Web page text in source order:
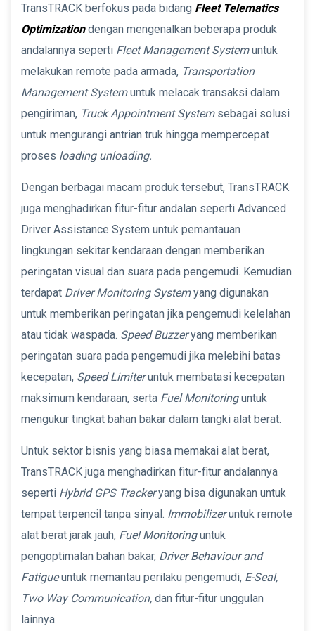
TransTRACK berfokus pada bidang Fleet Telematics
Optimization dengan mengenalkan beberapa produk
andalannya seperti Fleet Management Systemuntuk
melakukan remote pada armada, Transportation
Management Systemuntuk melacak transaksi dalam
pengiriman, Truck Appointment Systemsebagai solusi
untuk mengurangi antrian truk hingga mempercepat
proses loading unloading.
Dengan berbagai macam produk tersebut, TransTRACK
juga menghadirkan fitur-fitur andalan seperti Advanced
Driver Assistance System untuk pemantauan
lingkungan sekitar kendaraan dengan memberikan
peringatan visual dan suara pada pengemudi. Kemudian
terdapat Driver Monitoring Systemyang digunakan
untuk memberikan peringatan jika pengemudi kelelahan
atau tidak waspada. Speed Buzzeryang memberikan
peringatan suara pada pengemudi jika melebihi batas
kecepatan, Speed Limiteruntuk membatasi kecepatan
maksimum kendaraan, serta Fuel Monitoringuntuk
mengukur tingkat bahan bakar dalam tangki alat berat.
Untuk sektor bisnis yang biasa memakai alat berat,
TransTRACK juga menghadirkan fitur-fitur andalannya
seperti Hybrid GPS Trackeryang bisa digunakan untuk
tempat terpencil tanpa sinyal. Immobilizeruntuk remote
alat berat jarak jauh, Fuel Monitoringuntuk
pengoptimalan bahan bakar, Driver Behaviour and
Fatigueuntuk memantau perilaku pengemudi, E-Seal,
Two Way Communication, dan fitur-fitur unggulan
lainnya.